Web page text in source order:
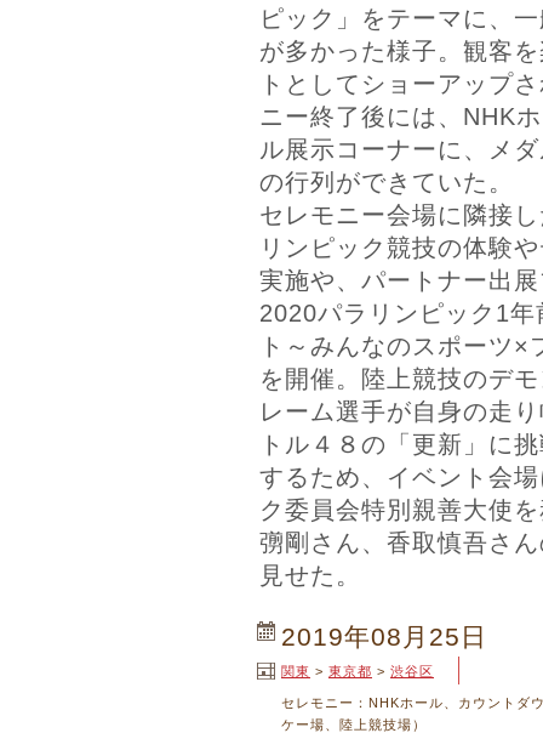
ピック」をテーマに、
が多かった様子。観客
トとしてショーアップ
ニー終了後には、NHK
ル展示コーナーに、メ
の行列ができていた。
セレモニー会場に隣接
リンピック競技の体験
実施や、パートナー出
2020パラリンピック1
ト～みんなのスポーツ
を開催。陸上競技のデ
レーム選手が自身の走
トル４８の「更新」に
するため、イベント会
ク委員会特別親善大使
彅剛さん、香取慎吾さ
見せた。
2019年08月25日
関東 > 東京都 > 渋谷区
セレモニー：NHKホール、カウントダ
ケー場、陸上競技場）